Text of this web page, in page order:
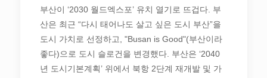
부산이 ‘2030 월드엑스포’ 유치 열기로 뜨겁다. 부
산은 최근 “다시 태어나도 살고 싶은 도시 부산”을
도시 가치로 선정하고, "Busan is Good"(부산이라
좋다)으로 도시 슬로건을 변경했다. 부산은 ‘2040
년 도시기본계획’ 위에서 북항 2단계 재개발 및 가